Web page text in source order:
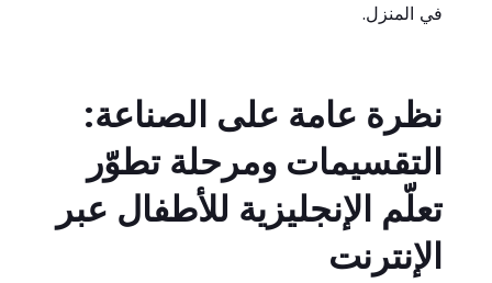
في المنزل.
نظرة عامة على الصناعة:
التقسيمات ومرحلة تطوّر
تعلّم الإنجليزية للأطفال عبر
الإنترنت